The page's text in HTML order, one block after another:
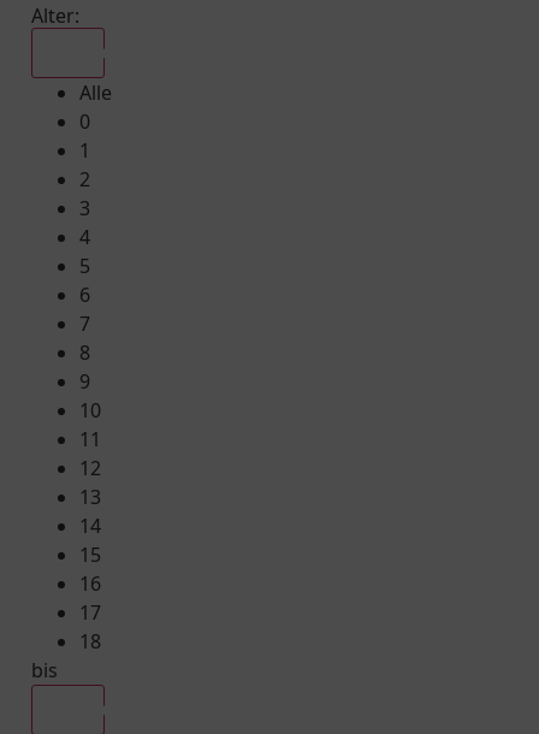
Alter:
Alle
0
1
2
3
4
5
6
7
8
9
10
11
12
13
14
15
16
17
18
bis